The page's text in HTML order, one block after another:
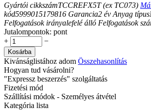
Gyártói cikkszámTCCREFX5T (ex TC073)
kód5999015179816 Garancia2 év Anyag típus
Felfogatások irányalefelé álló Felfogatások
Jutalompontok: pont
+
−
Kosárba
Kivánságlistához adom Összehasonlítás
Hogyan tud vásárolni?
"Expressz beszerzés" szolgáltatás
Fizetési mód
Szállítási módok - Személyes átvétel
Kategória lista